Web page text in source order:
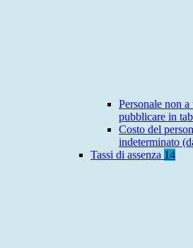
Personale non
pubblicare in
Costo del
indeterminato
Tassi di assenza 14